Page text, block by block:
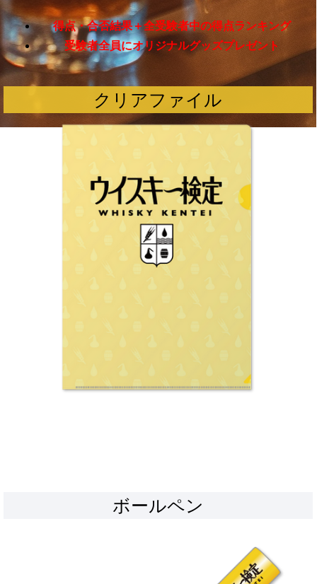
得点・合否結果＋全受験者中の得点ランキング
受験者全員にオリジナルグッズプレゼント
クリアファイル
ボールペン